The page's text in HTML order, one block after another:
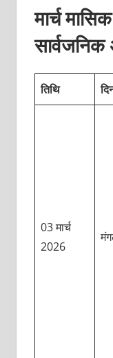
मार्च
तिथि
03 मार्च
2026